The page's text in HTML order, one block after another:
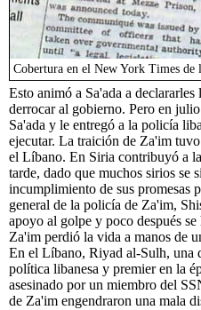
Cobertura en el New York Times
Esto animó a Sa'ada a
derrocar al gobierno. Pero en
Sa'ada y le entregó a la policía
ejecutar. La traición de Za'im
el Líbano. En Siria contribuyó a
tarde, dado que muchos sirios se
incumplimiento de sus promesas
general de la policía de Za'im,
apoyo al golpe y poco después
Za'im perdió la vida a manos de
En el Líbano, Riyad al-Sulh, una
política libanesa y premier en la
asesinado por un miembro del
de Za'im engendraron una mala